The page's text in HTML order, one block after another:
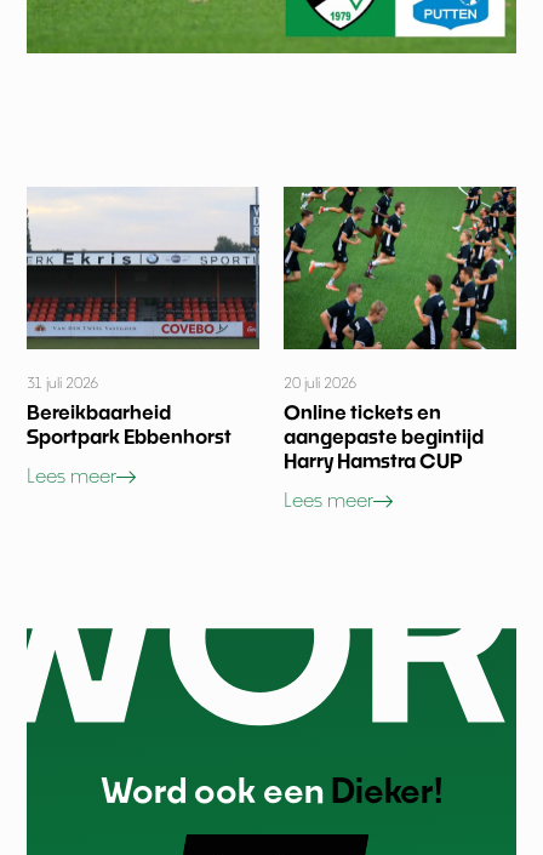
31 juli 2026
Bereikbaarheid
Sportpark Ebbenhorst
Lees meer
20 juli 2026
Online tickets en
aangepaste begintijd
Harry Hamstra CUP
Lees meer
Word ook een Dieker!